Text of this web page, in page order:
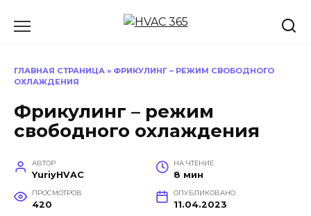
ГЛАВНАЯ СТРАНИЦА » ФРИКУЛИНГ – РЕЖИМ СВОБОДНОГО
ОХЛАЖДЕНИЯ
Фрикулинг – режим
свободного охлаждения
АВТОР
YuriyHVAC
НА ЧТЕНИЕ
8 мин
ПРОСМОТРОВ
420
ОПУБЛИКОВАНО
11.04.2023